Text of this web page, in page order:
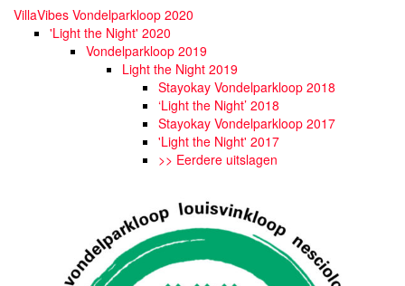
VillaVibes Vondelparkloop 2020
'Light the Night' 2020
Vondelparkloop 2019
Light the Night 2019
Stayokay Vondelparkloop 2018
‘Light the Night’ 2018
Stayokay Vondelparkloop 2017
'Light the Night' 2017
>> Eerdere uitslagen